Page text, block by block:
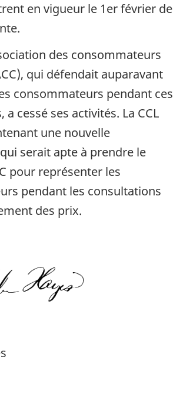
en vigueur le 1er février de
des consommateurs
qui défendait auparavant
consommateurs pendant ces
cessé ses activités. La CCL
une nouvelle
serait apte à prendre le
pour représenter les
pendant les consultations
des prix.